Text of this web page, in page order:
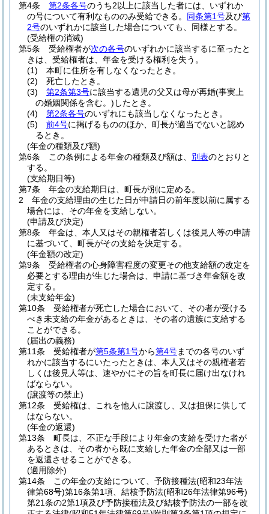
第4条
第2条各号のうち2以上に該当した者には、いずれか
の号について有利なもののみ受給できる。 同条第1号及び第
2号のいずれかに該当した場合についても、同様とする。
(受給権の消滅)
第5条
受給権者が次の各号のいずれかに該当するに至ったと
きは、受給権者は、年金を受ける権利を失う。
(1)
本町に住所を有しなくなったとき。
(2)
死亡したとき。
(3)
第2条第3号に該当する遺児の父又は母が再婚(事実上
の婚姻関係を含む。) したとき。
(4)
第2条各号のいずれにも該当しなくなったとき。
(5)
前4号に掲げるもののほか、町長が適当でないと認め
るとき。
(年金の種類及び額)
第6条
この条例による年金の種類及び額は、 別表のとおりと
する。
(支給期日等)
第7条
年金の支給期日は、町長が別に定める。
2
年金の支給理由の生じた日が申請日の前年度以前に属する
場合には、その年金を支給しない。
(申請及び決定)
第8条
年金は、本人又はその親権者若しくは後見人等の申請
に基づいて、町長がその支給を決定する。
(年金額の改定)
第9条
受給権者の心身障害程度の変更その他支給額の改定を
必要とする理由が生じた場合は、申請に基づき年金額を改
定する。
(未支給年金)
第10条
受給権者が死亡した場合において、その者が受ける
べき未支給の年金があるときは、その者の遺族に支給する
ことができる。
(届出の義務)
第11条
受給権者が第5条第1号から第4号までの各号のいず
れかに該当するにいたったときは、本人又はその親権者若
しくは後見人等は、速やかにその旨を町長に届け出なけれ
ばならない。
(譲渡等の禁止)
第12条
受給権は、これを他人に譲渡し、又は担保に供して
はならない。
(年金の返還)
第13条
町長は、不正な手段により年金の支給を受けた者が
あるときは、その者から既に支給した年金の全部又は一部
を返還させることができる。
(適用除外)
第14条
この年金の支給について、予防接種法(昭和23年法
律第68号)第16条第1項、結核予防法(昭和26年法律第96号)
第21条の2第1項及び予防接種法及び結核予防法の一部を改